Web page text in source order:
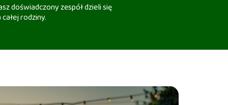
doświadczony zespół dzieli się
rodziny.